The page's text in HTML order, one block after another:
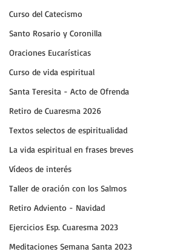
Curso del Catecismo
Santo Rosario y Coronilla
Oraciones Eucarísticas
Curso de vida espiritual
Santa Teresita - Acto de Ofrenda
Retiro de Cuaresma 2026
Textos selectos de espiritualidad
La vida espiritual en frases breves
Vídeos de interés
Taller de oración con los Salmos
Retiro Adviento - Navidad
Ejercicios Esp. Cuaresma 2023
Meditaciones Semana Santa 2023